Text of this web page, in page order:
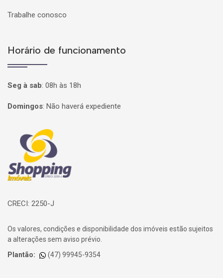
Trabalhe conosco
Horário de funcionamento
Seg à sab: 08h às 18h
Domingos: Não haverá expediente
Página inicial
CRECI: 2250-J
Os valores, condições e disponibilidade dos imóveis estão sujeitos
a alterações sem aviso prévio.
Plantão:
(47) 99945-9354